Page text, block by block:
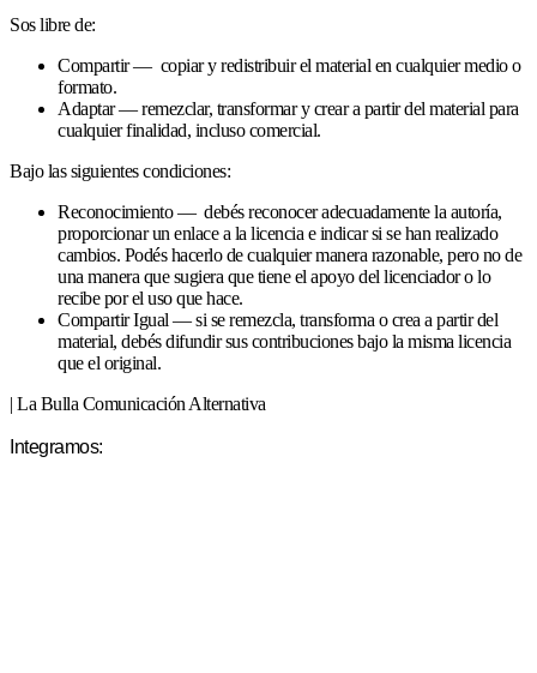
Sos libre de:
Compartir — copiar y redistribuir el material en cualquier medio o
formato.
Adaptar — remezclar, transformar y crear a partir del material para
cualquier finalidad, incluso comercial.
Bajo las siguientes condiciones:
Reconocimiento — debés reconocer adecuadamente la autoría,
proporcionar un enlace a la licencia e indicar si se han realizado
cambios. Podés hacerlo de cualquier manera razonable, pero no de
una manera que sugiera que tiene el apoyo del licenciador o lo
recibe por el uso que hace.
Compartir Igual — si se remezcla, transforma o crea a partir del
material, debés difundir sus contribuciones bajo la misma licencia
que el original.
| La Bulla Comunicación Alternativa
Integramos: